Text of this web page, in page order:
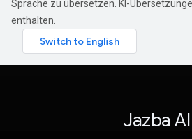
Sprache zu übersetzen. KI-
enthalten.
Jazba AI